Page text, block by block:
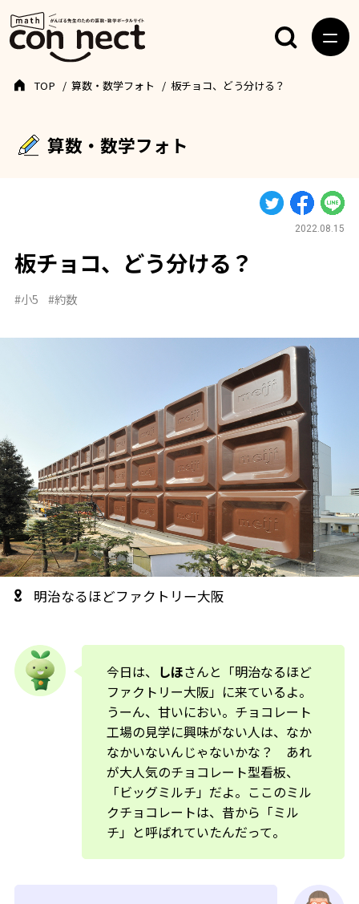
算数・数学フォト
TOP 算数・数学フォト 板チョコ、どう分ける？
2022.08.15
板チョコ、どう分ける？
#小5 #約数
明治なるほどファクトリー大阪
今日は、 しほさんと「明治なるほど
ファクトリー大阪」に来ているよ。
うーん、甘いにおい。チョコレート
工場の見学に興味がない人は、なか
なかいないんじゃないかな？ あれ
が大人気のチョコレート型看板、
「ビッグミルチ」だよ。ここのミル
クチョコレートは、昔から「ミル
チ」と呼ばれていたんだって。